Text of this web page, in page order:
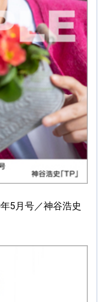
5月号／神谷浩史